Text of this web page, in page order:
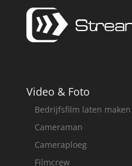
Video & Foto
Bedrijfsfilm laten maken
Cameraman
Cameraploeg
Filmcrew